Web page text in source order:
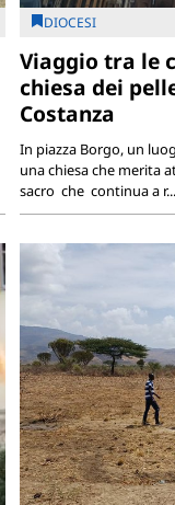
DIOCESI
Viaggio tra le
chiesa dei
Costanza
In piazza Borgo, un
una chiesa che merita
sacro che continua a r...